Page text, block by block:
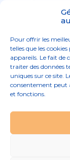
Pour offrir les
telles que les
appareils. Le fait de
traiter des données
uniques sur ce site.
consentement peut
et fonctions.
août 2023
juillet 2023
avril 2023
mars 2023